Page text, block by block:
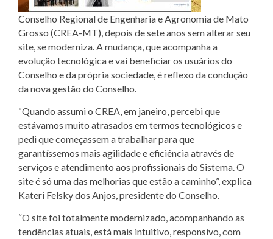
Conselho Regional de Engenharia e Agronomia de Mato
Grosso (CREA-MT), depois de sete anos sem alterar seu
site, se moderniza. A mudança, que acompanha a
evolução tecnológica e vai beneficiar os usuários do
Conselho e da própria sociedade, é reflexo da condução
da nova gestão do Conselho.
“Quando assumi o CREA, em janeiro, percebi que
estávamos muito atrasados em termos tecnológicos e
pedi que começassem a trabalhar para que
garantíssemos mais agilidade e eficiência através de
serviços e atendimento aos profissionais do Sistema. O
site é só uma das melhorias que estão a caminho”, explica
Kateri Felsky dos Anjos, presidente do Conselho.
“O site foi totalmente modernizado, acompanhando as
tendências atuais, está mais intuitivo, responsivo, com